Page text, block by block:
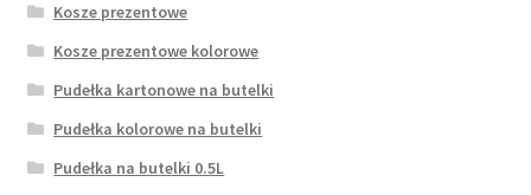
Kosze prezentowe
Kosze prezentowe kolorowe
Pudełka kartonowe na butelki
Pudełka kolorowe na butelki
Pudełka na butelki 0.5L